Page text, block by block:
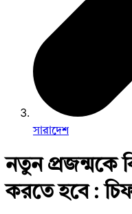
সারাদেশ
নতুন প্রজন্মকে
করতে হবে :